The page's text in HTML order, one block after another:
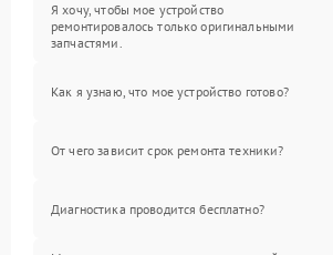
Я хочу, чтобы мое устройство
ремонтировалось только оригинальными
запчастями.
Как я узнаю, что мое устройство готово?
От чего зависит срок ремонта техники?
Диагностика проводится бесплатно?